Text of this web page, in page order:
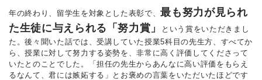
年の終わり、留学生を対象とした表彰で、最も努力が見られ
た生徒に与えられる「努力賞」
という賞をいただきまし
た。後々聞いた話では、受講していた授業5科目の先生方、すべてか
ら、授業に対して努力する姿勢を、非常に高く評価してくださって
いたとのことでした。「担任の先生からあんなに高い評価をもらえ
るなんて、君には嫉妬する」とお褒めの言葉をいただいたほどです